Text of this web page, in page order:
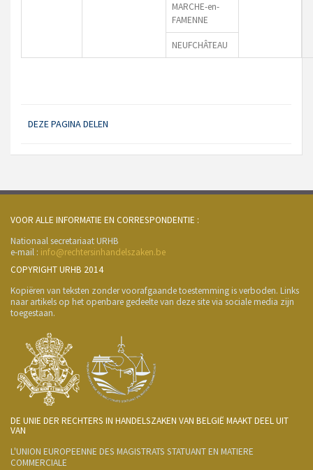
MARCHE-en-
FAMENNE
NEUFCHÂTEAU
DEZE PAGINA DELEN
VOOR ALLE INFORMATIE EN CORRESPONDENTIE :
Nationaal secretariaat URHB
e-mail : info@rechtersinhandelszaken.be
COPYRIGHT URHB 2014
Kopiëren van teksten zonder voorafgaande toestemming is verboden. Links
naar artikels op het openbare gedeelte van deze site via sociale media zijn
toegestaan.
DE UNIE DER RECHTERS IN HANDELSZAKEN VAN BELGIË MAAKT DEEL UIT
VAN
L'UNION EUROPEENNE DES MAGISTRATS STATUANT EN MATIERE
COMMERCIALE